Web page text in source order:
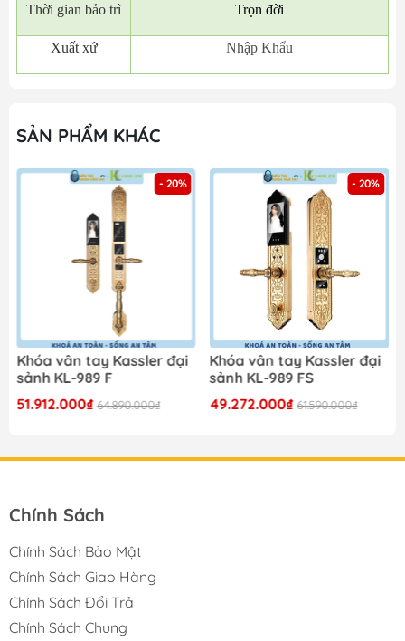
Thời gian bảo trì Trọn đời
Xuất xứ Nhập Khẩu
SẢN PHẨM KHÁC
- 20%
Khóa vân tay Kassler đại
sảnh KL-989 F
51.912.000₫ 64.890.000₫
- 20%
Khóa vân tay Kassler đại
sảnh KL-989 FS
49.272.000₫ 61.590.000₫
Chính Sách
Chính Sách Bảo Mật
Chính Sách Giao Hàng
Chính Sách Đổi Trả
Chính Sách Chung